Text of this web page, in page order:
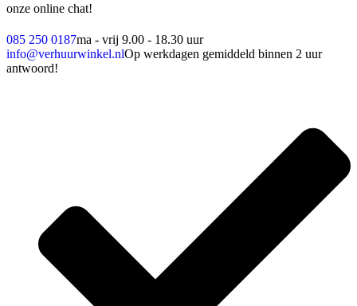
onze online chat!
085 250 0187ma - vrij 9.00 - 18.30 uur
info@verhuurwinkel.nlOp werkdagen gemiddeld binnen 2 uur
antwoord!